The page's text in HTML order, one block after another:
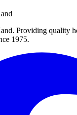
Providing quality
1975.